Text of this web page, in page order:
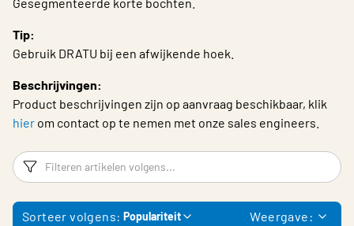
Tip:
Gebruik DRATU bij een afwijkende hoek.
Beschrijvingen:
Product beschrijvingen zijn op aanvraag beschikbaar, klik
hier om contact op te nemen met onze sales engineers.
Filters
Sorteer volgens: Populariteit Weergave: